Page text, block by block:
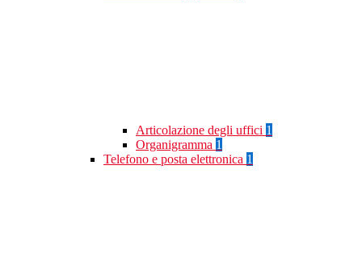
Articolazione degli uffici 1
Organigramma 1
Telefono e posta elettronica 1